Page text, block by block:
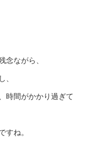
念ながら、
、
時間がかかり過ぎて
すね。